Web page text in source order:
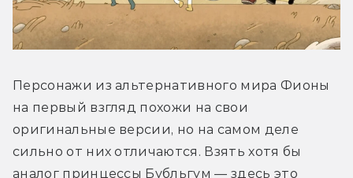
Персонажи из альтернативного мира Фионы
на первый взгляд похожи на свои
оригинальные версии, но на самом деле
сильно от них отличаются. Взять хотя бы
аналог принцессы Бубльгум — здесь это